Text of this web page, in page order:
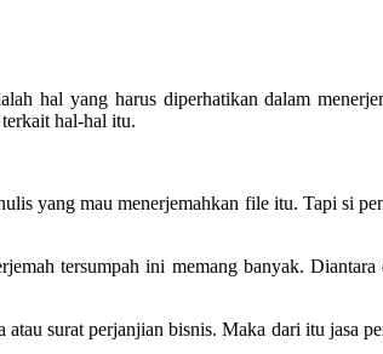
hal yang harus diperhatikan dalam
hal-hal itu.
yang mau menerjemahkan file itu. Tapi si
tersumpah ini memang banyak. Diantara
surat perjanjian bisnis. Maka dari itu jasa